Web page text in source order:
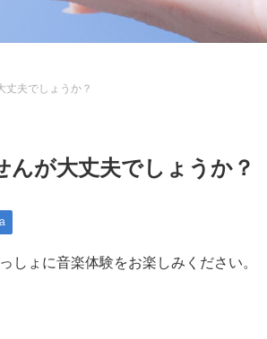
丈夫でしょうか？
んが大丈夫でしょうか？
しょに音楽体験をお楽しみください。